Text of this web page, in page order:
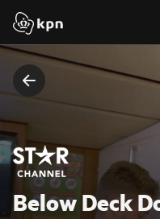
Below Deck